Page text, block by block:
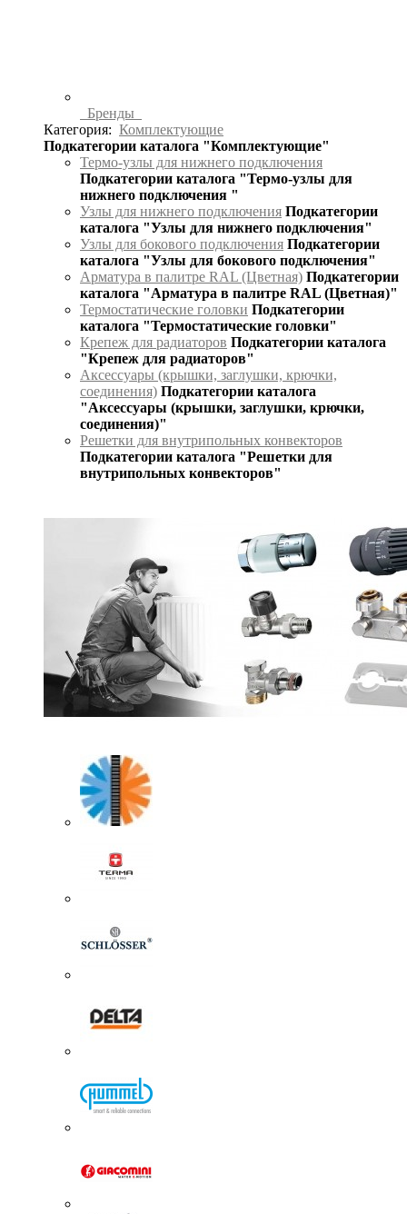
Бренды
Категория: Комплектующие
Подкатегории каталога "Комплектующие"
Термо-узлы для нижнего подключения
Подкатегории каталога "Термо-узлы для
нижнего подключения "
Узлы для нижнего подключения Подкатегории
каталога "Узлы для нижнего подключения"
Узлы для бокового подключения Подкатегории
каталога "Узлы для бокового подключения"
Арматура в палитре RAL (Цветная) Подкатегории
каталога "Арматура в палитре RAL (Цветная)"
Термостатические головки Подкатегории
каталога "Термостатические головки"
Крепеж для радиаторов Подкатегории каталога
"Крепеж для радиаторов"
Аксессуары (крышки, заглушки, крючки,
соединения) Подкатегории каталога
"Аксессуары (крышки, заглушки, крючки,
соединения)"
Решетки для внутрипольных конвекторов
Подкатегории каталога "Решетки для
внутрипольных конвекторов"